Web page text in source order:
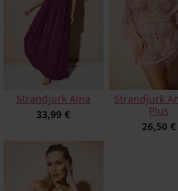
Strandjurk Aina
33,99 €
Strandjurk
Plus
26,50 €